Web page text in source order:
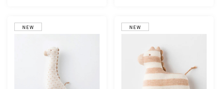
NEW NEW